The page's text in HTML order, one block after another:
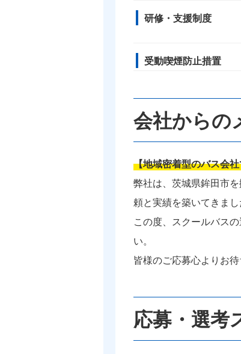
研修・支援制度
受動喫煙防止措置
会社からの
【地域密着型のバス会
弊社は、茨城県鉾田市
頼と実績を築いてきまし
この度、スクールバス
い。
皆様のご応募心よりお待
応募・選考